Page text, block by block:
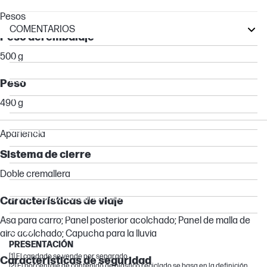
Pesos
Peso del embalaje
500 g
Peso
490 g
Apariencia
Sistema de cierre
Doble cremallera
Características de viaje
Asa para carro; Panel posterior acolchado; Panel de malla de
aire acolchado; Capucha para la lluvia
Características de seguridad
COMENTARIOS
EliteBook
ProBook
Essential
Chromebook
ZBook
Spectre
Pavilion
ENVY
Envy
Other compatible products
Mobile Thin Client
ZHAN
PRESENTACIÓN
[1] El candado se vende por separado.